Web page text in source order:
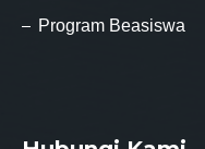
Program Beasiswa